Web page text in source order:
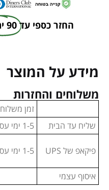
החזר כספי עד 90 ימים
מידע על המוצר
משלוחים והחזרות
זמן משלוח
שליח עד הבית
1-5 ימי עסקים
פיקאפ של UPS 1-5 ימי עסקים
איסוף עצמי